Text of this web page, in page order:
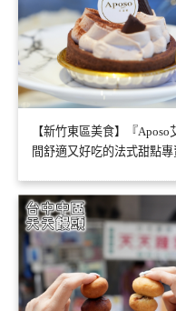
【新竹東區美食】『
間舒適又好吃的法式甜點專